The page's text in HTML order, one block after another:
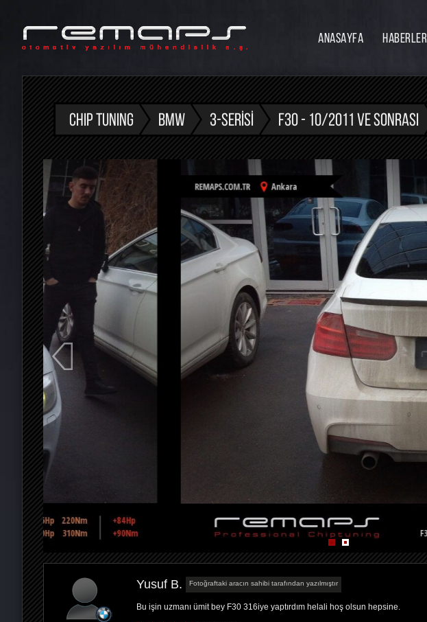
ANASAYFA HABERLER
CHIP TUNING BMW 3-SERISI F30 - 10/2011 VE SONRASI
Yusuf B. Fotoğraftaki aracın sahibi tarafından yazılmıştır
Bu işin uzmanı ümit bey F30 316iye yaptırdım helali hoş olsun hepsine.